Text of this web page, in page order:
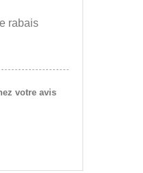
rabais
votre avis